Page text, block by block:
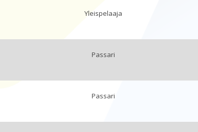
Yleispelaaja
Passari
Passari